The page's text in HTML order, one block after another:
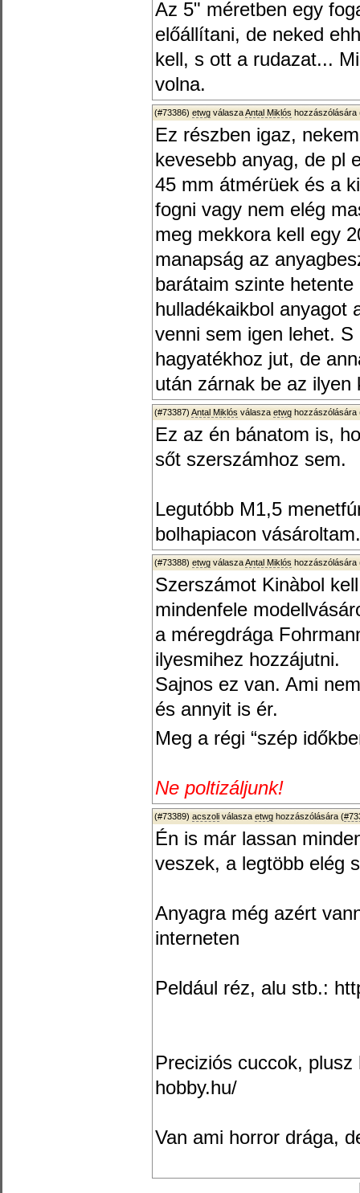
Az 5" méretben egy
előállítani, de neked
kell, s ott a rudazat...
volna.
(#73386) etwg válaszaAntal Miklós hozzászólására
Ez részben igaz,
kevesebb anyag, de pl
45 mm átmérüek és a
fogni vagy nem elég
meg mekkora kell egy
manapság az
barátaim szinte
hulladékaikbol anyagot
venni sem igen lehet.
hagyatékhoz jut, de
után zárnak be az ilyen
(#73387) Antal Miklós válasza etwg hozzászólására
Ez az én bánatom is,
sőt szerszámhoz sem.
Legutóbb M1,5
bolhapiacon vásároltam.
(#73388) etwg válaszaAntal Miklós hozzászólására
Szerszámot Kinàbol
mindenfele
a méregdrága
ilyesmihez hozzájutni.
Sajnos ez van. Ami
és annyit is ér.
Meg a régi “szép
Ne poltizáljunk!
(#73389) acszoli válasza etwg hozzászólására (
Én is már lassan
veszek, a legtöbb elég
Anyagra még azért
interneten
Peldául réz, alu stb.:
Preciziós cuccok,
hobby.hu/
Van ami horror drága,